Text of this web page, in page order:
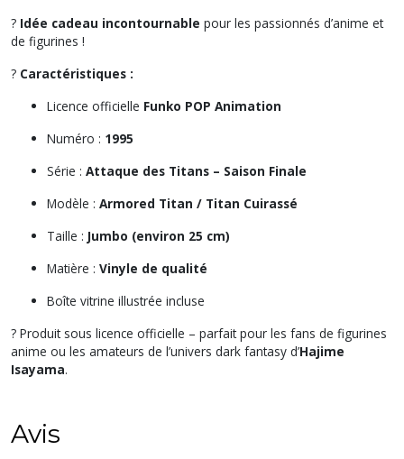
? Idée cadeau incontournable pour les passionnés d’anime et
de figurines !
? Caractéristiques :
Licence officielle Funko POP Animation
Numéro : 1995
Série : Attaque des Titans – Saison Finale
Modèle : Armored Titan / Titan Cuirassé
Taille : Jumbo (environ 25 cm)
Matière : Vinyle de qualité
Boîte vitrine illustrée incluse
? Produit sous licence officielle – parfait pour les fans de figurines
anime ou les amateurs de l’univers dark fantasy d’Hajime
Isayama.
Avis